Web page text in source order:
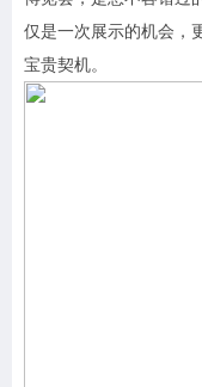
仅是一次展示的机会，
宝贵契机。